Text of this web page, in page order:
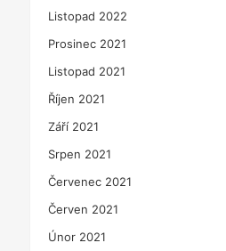
Listopad 2022
Prosinec 2021
Listopad 2021
Říjen 2021
Září 2021
Srpen 2021
Červenec 2021
Červen 2021
Únor 2021